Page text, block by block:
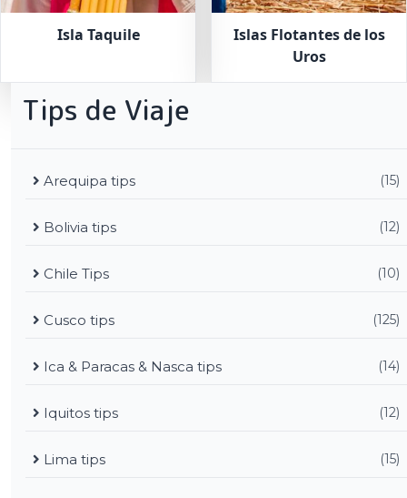
Isla Taquile
Islas Flotantes de los
Uros
Tips de Viaje
Arequipa tips (15)
Bolivia tips (12)
Chile Tips (10)
Cusco tips (125)
Ica & Paracas & Nasca tips (14)
Iquitos tips (12)
Lima tips (15)